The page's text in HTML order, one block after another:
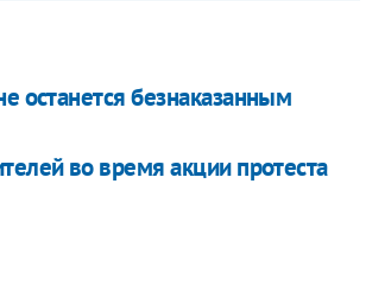
останется безнаказанным
во время акции протеста